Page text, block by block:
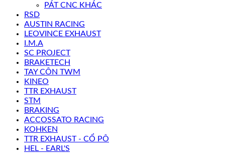
PÁT CNC KHÁC
RSD
AUSTIN RACING
LEOVINCE EXHAUST
I.M.A
SC PROJECT
BRAKETECH
TAY CÔN TWM
KINEO
TTR EXHAUST
STM
BRAKING
ACCOSSATO RACING
KOHKEN
TTR EXHAUST - CỔ PÔ
HEL - EARL'S